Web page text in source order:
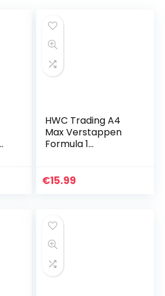
HWC Trading A4
Max Verstappen
Formula 1
Gesigneerde
€15.99